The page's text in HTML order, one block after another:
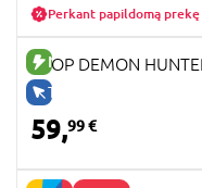
Perkant papildomą
NAUJA PREKĖ
TIK INTERNETU
KPOP DEMON
59,99 €